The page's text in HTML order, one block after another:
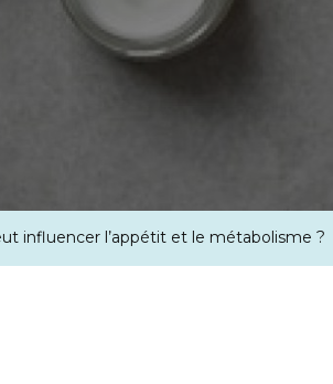
influencer l’appétit et le métabolisme ?